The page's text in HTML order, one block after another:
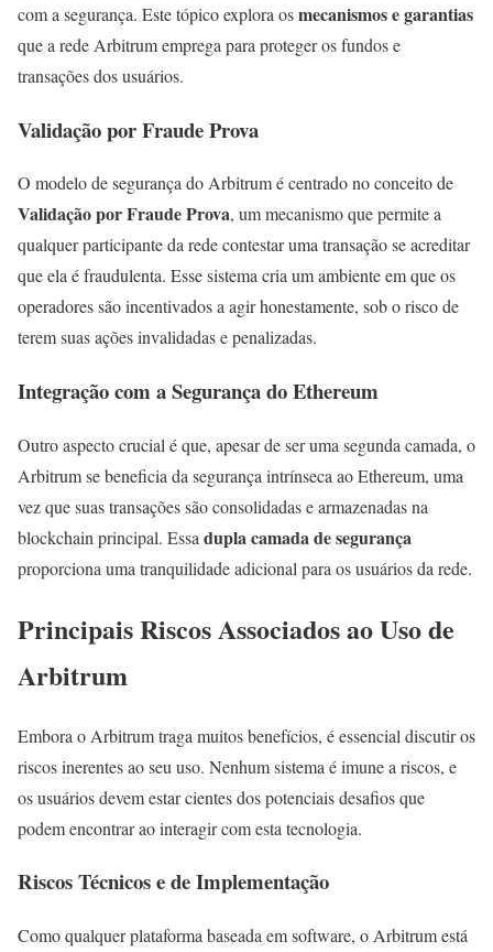
com a segurança. Este tópico explora osmecanismos e garantias
que a rede Arbitrum emprega para proteger os fundos e
transações dos usuários.
Validação por Fraude Prova
O modelo de segurança do Arbitrum é centrado no conceito de
Validação por Fraude Prova, um mecanismo que permite a
qualquer participante da rede contestar uma transação se acreditar
que ela é fraudulenta. Esse sistema cria um ambiente em que os
operadores são incentivados a agir honestamente, sob o risco de
terem suas ações invalidadas e penalizadas.
Integração com a Segurança do Ethereum
Outro aspecto crucial é que, apesar de ser uma segunda camada, o
Arbitrum se beneficia da segurança intrínseca ao Ethereum, uma
vez que suas transações são consolidadas e armazenadas na
blockchain principal. Essa dupla camada de segurança
proporciona uma tranquilidade adicional para os usuários da rede.
Principais Riscos Associados ao Uso de
Arbitrum
Embora o Arbitrum traga muitos benefícios, é essencial discutir os
riscos inerentes ao seu uso. Nenhum sistema é imune a riscos, e
os usuários devem estar cientes dos potenciais desafios que
podem encontrar ao interagir com esta tecnologia.
Riscos Técnicos e de Implementação
Como qualquer plataforma baseada em software, o Arbitrum está